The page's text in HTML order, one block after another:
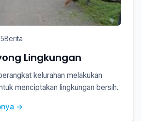
Berita
Lingkungan
kelurahan melakukan
menciptakan lingkungan bersih.
→